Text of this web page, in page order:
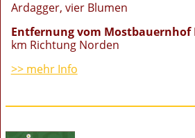
Ardagger, vier Blumen
Entfernung vom Mostbauernhof
km Richtung Norden
>> mehr Info